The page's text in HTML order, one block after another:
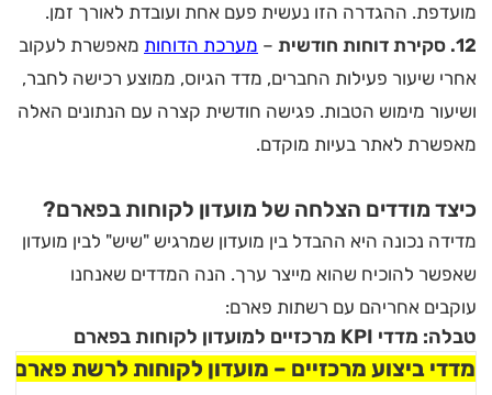
מועדפת. ההגדרה הזו נעשית פעם אחת ועובדת לאורך זמן.
12. סקירת דוחות חודשית
– מערכת הדוחות מאפשרת לעקוב
אחרי שיעור פעילות החברים, מדד הגיוס, ממוצע רכישה לחבר,
ושיעור מימוש הטבות. פגישה חודשית קצרה עם הנתונים האלה
מאפשרת לאתר בעיות מוקדם.
כיצד מודדים הצלחה של מועדון לקוחות בפארם?
מדידה נכונה היא ההבדל בין מועדון שמרגיש "שיש" לבין מועדון
שאפשר להוכיח שהוא מייצר ערך. הנה המדדים שאנחנו
עוקבים אחריהם עם רשתות פארם:
טבלה: מדדי KPI מרכזיים למועדון לקוחות בפארם
מדדי ביצוע מרכזיים – מועדון לקוחות לרשת פארם